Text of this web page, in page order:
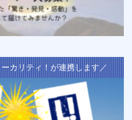
カリティ！が連携します／